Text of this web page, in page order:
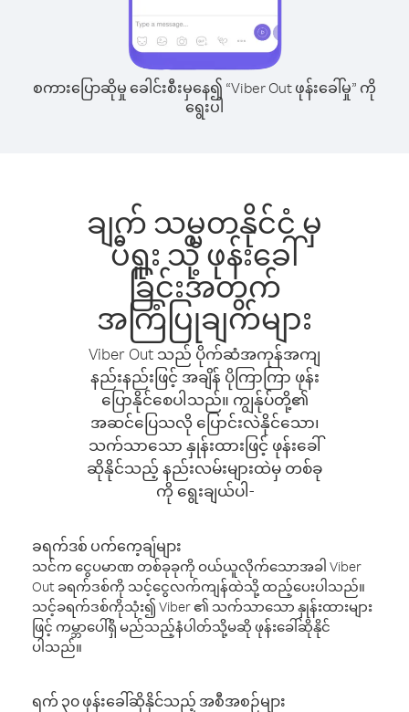
စကားပြောဆိုမှု ခေါင်းစီးမှနေ၍ “Viber Out ဖုန်းခေါ်မှု” ကို
ရွေးပါ
ချက် သမ္မတနိုင်ငံ မှ
ပီရူး သို့ ဖုန်းခေါ်
ခြင်းအတွက်
အကြံပြုချက်များ
Viber Out သည် ပိုက်ဆံအကုန်အကျ
နည်းနည်းဖြင့် အချိန် ပိုကြာကြာ ဖုန်း
ပြောနိုင်စေပါသည်။ ကျွန်ုပ်တို့၏
အဆင်ပြေသလို ပြောင်းလဲနိုင်သော၊
သက်သာသော နှုန်းထားဖြင့် ဖုန်းခေါ်
ဆိုနိုင်သည့် နည်းလမ်းများထဲမှ တစ်ခု
ကို ရွေးချယ်ပါ-
ခရက်ဒစ် ပက်ကေ့ချ်များ
သင်က ငွေပမာဏ တစ်ခုခုကို ဝယ်ယူလိုက်သောအခါ Viber
Out ခရက်ဒစ်ကို သင့်ငွေလက်ကျန်ထဲသို့ ထည့်ပေးပါသည်။
သင့်ခရက်ဒစ်ကိုသုံး၍ Viber ၏ သက်သာသော နှုန်းထားများ
ဖြင့် ကမ္ဘာပေါ်ရှိ မည်သည့်နံပါတ်သို့မဆို ဖုန်းခေါ်ဆိုနိုင်
ပါသည်။
ရက် ၃၀ ဖုန်းခေါ်ဆိုနိုင်သည့် အစီအစဉ်များ